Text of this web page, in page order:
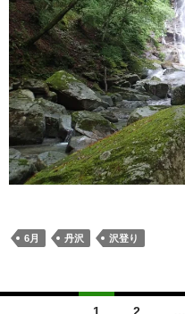
6月 丹沢 沢登り